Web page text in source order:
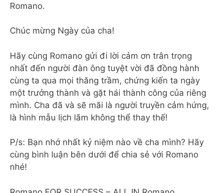
Romano.
Chúc mừng Ngày của cha!
Hãy cùng Romano gửi đi lời cảm ơn trân trọng
nhất đến người đàn ông tuyệt vời đã đồng hành
cùng ta qua mọi thăng trầm, chứng kiến ta ngày
một trưởng thành và gặt hái thành công của riêng
mình. Cha đã và sẽ mãi là người truyền cảm hứng,
là hình mẫu lịch lãm không thể thay thế!
P/s: Bạn nhớ nhất kỷ niệm nào về cha mình? Hãy
cùng bình luận bên dưới để chia sẻ với Romano
nhé!